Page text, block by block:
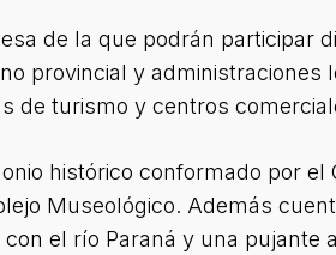
de la que podrán participar
provincial y
de turismo y centros
histórico conformado por
Museológico. Además
el río Paraná y una